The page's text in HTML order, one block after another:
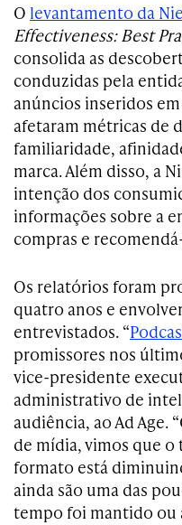
O levantamento da
Effectiveness: Best
consolida as
conduzidas pela
anúncios inseridos
afetaram métricas de
familiaridade,
marca. Além disso, a
intenção dos
informações sobre a
compras e
Os relatórios foram
quatro anos e
entrevistados. “
promissores nos
vice-presidente
administrativo de
audiência, ao Ad Age.
de mídia, vimos que
formato está
ainda são uma das
tempo foi mantido ou